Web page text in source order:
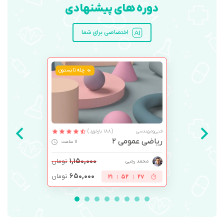
دوره های پیشنهادی
اختصاصی برای شما
چله تابستون
فنی‌ومهندسی (188 بازخورد)
ریاضی عمومی 2 11 ساعت
محمد رجبی ۱,۱۵۰,۰۰۰ تومان
27
:
52
:
21 ۶۵۰,۰۰۰ تومان